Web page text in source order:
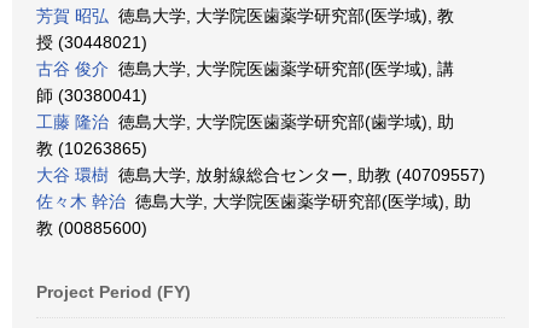
芳賀 昭弘 徳島大学, 大学院医歯薬学研究部(医学域), 教
授 (30448021)
古谷 俊介 徳島大学, 大学院医歯薬学研究部(医学域), 講
師 (30380041)
工藤 隆治 徳島大学, 大学院医歯薬学研究部(歯学域), 助
教 (10263865)
大谷 環樹 徳島大学, 放射線総合センター, 助教 (40709557)
佐々木 幹治 徳島大学, 大学院医歯薬学研究部(医学域), 助
教 (00885600)
Project Period (FY)